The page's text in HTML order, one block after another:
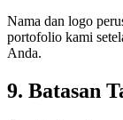
Nama dan logo
portofolio kami
Anda.
9. Batasan